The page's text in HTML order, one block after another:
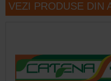
VEZI PRODUSE DIN